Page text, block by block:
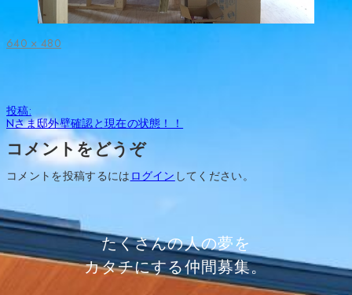
フ
640 × 480
投
稿
ナ
ビ
ゲ
ー
シ
ン
投稿:
Nさま邸外壁確認と現在の状態！！
コメントをどうぞ
コメントを投稿するには ログイン してください。
たくさんの人の夢を
カタチにする仲間募集。